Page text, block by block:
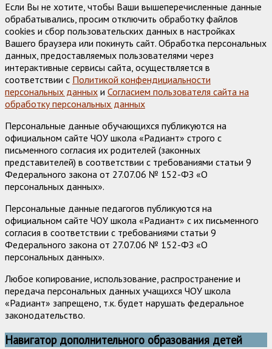
Если Вы не хотите, чтобы Ваши вышеперечисленные данные
обрабатывались, просим отключить обработку файлов
cookies и сбор пользовательских данных в настройках
Вашего браузера или покинуть сайт. Обработка персональных
данных, предоставляемых пользователями через
интерактивные сервисы сайта, осуществляется в
соответствии с Политикой конфендициальности
персональных данных и Согласием пользователя сайта на
обработку персональных данных
Персональные данные обучающихся публикуются на
официальном сайте ЧОУ школа «Радиант» строго с
письменного согласия их родителей (законных
представителей) в соответствии с требованиями статьи 9
Федерального закона от 27.07.06 № 152-ФЗ «О
персональных данных».
Персональные данные педагогов публикуются на
официальном сайте ЧОУ школа «Радиант» с их письменного
согласия в соответствии с требованиями статьи 9
Федерального закона от 27.07.06 № 152-ФЗ «О
персональных данных».
Любое копирование, использование, распространение и
передача персональных данных учащихся ЧОУ школа
«Радиант» запрещено, т.к. будет нарушать федеральное
законодательство.
Навигатор дополнительного образования детей